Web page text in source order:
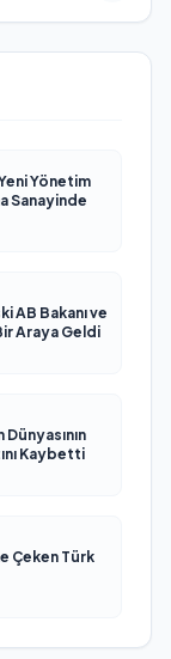
Yönetim
Sanayinde
AB Bakanı ve
Araya Geldi
Kaybetti
Çeken Türk